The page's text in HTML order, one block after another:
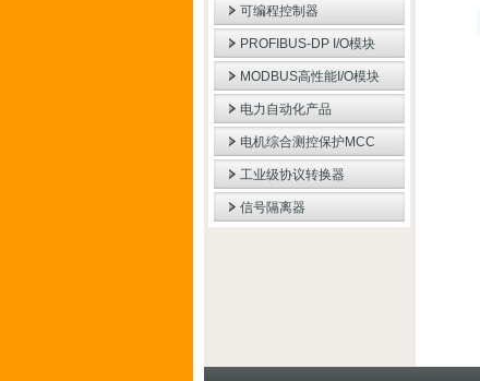
可编程控制器
PROFIBUS-DP I/O模块
MODBUS高性能I/O模块
电力自动化产品
电机综合测控保护MCC
工业级协议转换器
信号隔离器